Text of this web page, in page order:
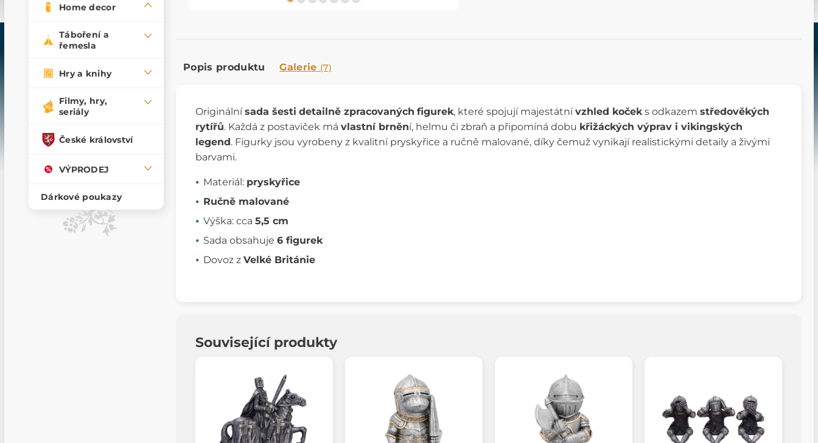
Home decor
Táboření a
řemesla
Hry a knihy
Filmy, hry,
seriály
České království
VÝPRODEJ
Dárkové poukazy
Popis produktu Galerie (7)
Originálnísada šesti detailně zpracovaných figurek, které spojují majestátnívzhled koček s odkazem středověkých
rytířů. Každá z postaviček má vlastní brnění, helmu či zbraň a připomíná dobu křižáckých výprav i vikingských
legend. Figurky jsou vyrobeny z kvalitní pryskyřice a ručně malované, díky čemuž vynikají realistickými detaily a živými
barvami.
Materiál: pryskyřice
Ručně malované
Výška: cca 5,5 cm
Sada obsahuje 6 figurek
Dovoz z Velké Británie
Související produkty